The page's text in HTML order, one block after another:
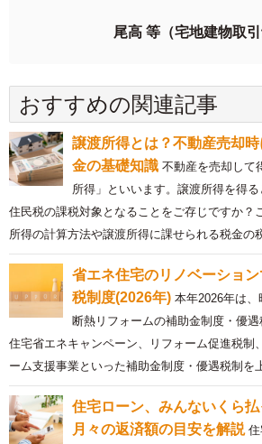
尾高 等（宅地建物取引
おすすめの関連記事
譲渡所得とは？不動産売却
金の基礎知識 不動産を売却して
所得」といいます。譲渡所得を得
住民税の課税対象となることをご存じですか？
所得の計算方法や譲渡所得に課せられる税金
省エネ住宅のリノベーショ
税制度(2026年) 本年2026年は
断熱リフォームの補助金制度・優遇
住宅省エネキャンペーン、リフォーム促進税制
ーム支援事業といった補助金制度・優遇税制
住宅ローン、みんないくら
月々の返済額の目安を解説